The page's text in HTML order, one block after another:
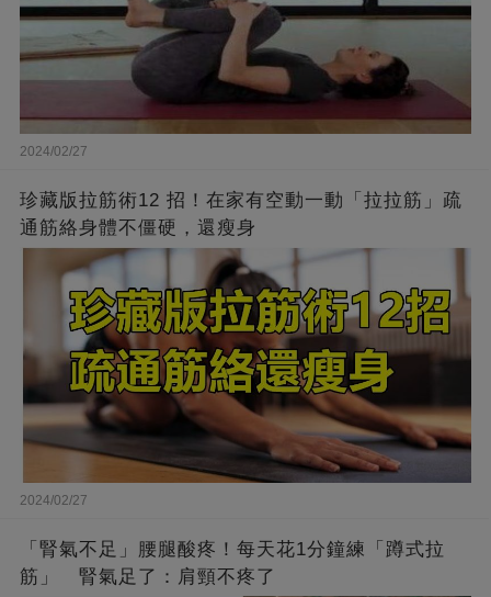
2024/02/27
珍藏版拉筋術12 招！在家有空動一動「拉拉筋」疏
通筋絡身體不僵硬，還瘦身
2024/02/27
「腎氣不足」腰腿酸疼！每天花1分鐘練「蹲式拉
筋」 腎氣足了：肩頸不疼了